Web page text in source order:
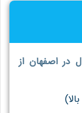
در اصفهان از